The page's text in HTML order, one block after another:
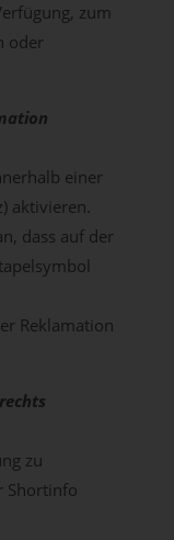
zum
oder
einer
aktivieren.
dass auf der
Reklamation
zu
Shortinfo